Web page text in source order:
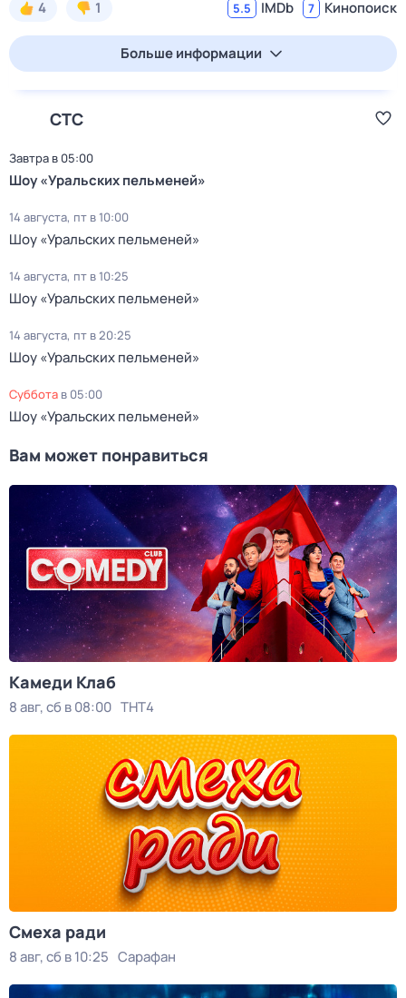
4 1 5.5 IMDb 7 Кинопоиск
Больше информации
СТС
Завтра в 05:00
Шоу «Уральских пельменей»
14 августа, пт в 10:00
Шоу «Уральских пельменей»
14 августа, пт в 10:25
Шоу «Уральских пельменей»
14 августа, пт в 20:25
Шоу «Уральских пельменей»
суббота в 05:00
Шоу «Уральских пельменей»
Вам может понравиться
Камеди Клаб
8 авг, сб в 08:00 ТНТ4
Смеха ради
8 авг, сб в 10:25 Сарафан